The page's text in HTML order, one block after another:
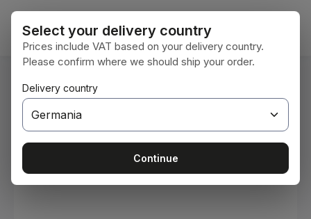
Sari la conținutul principal
Sunteți aici: Acasă
Select your delivery country
Prices include VAT based on your delivery country.
Please confirm where we should ship your order.
Delivery country
Continue